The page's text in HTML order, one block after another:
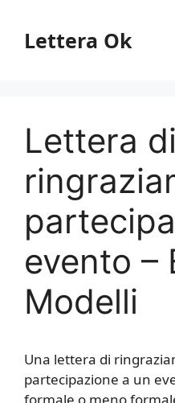
contenuto
Lettera Ok
Lettera di
evento –
Modelli
Una lettera di
partecipazione a un